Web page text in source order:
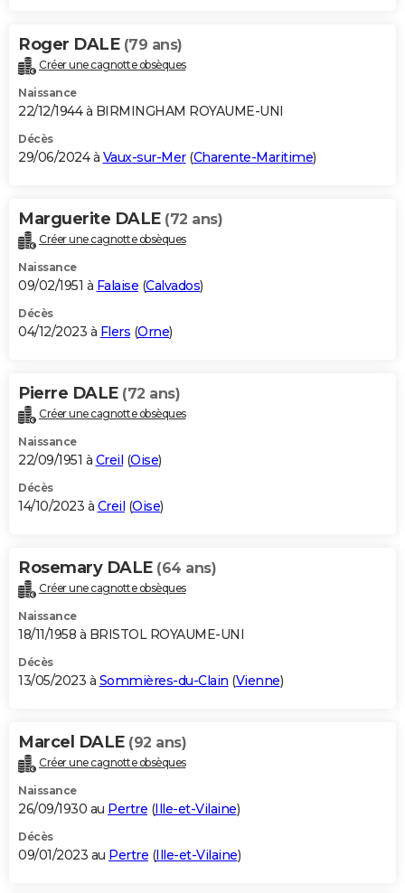
Roger DALE (79 ans)
Créer une cagnotte obsèques
Naissance
22/12/1944 à BIRMINGHAM ROYAUME-UNI
Décès
29/06/2024 à Vaux-sur-Mer(Charente-Maritime)
Marguerite DALE (72 ans)
Créer une cagnotte obsèques
Naissance
09/02/1951 à Falaise (Calvados)
Décès
04/12/2023 à Flers (Orne)
Pierre DALE (72 ans)
Créer une cagnotte obsèques
Naissance
22/09/1951 à Creil (Oise)
Décès
14/10/2023 à Creil (Oise)
Rosemary DALE (64 ans)
Créer une cagnotte obsèques
Naissance
18/11/1958 à BRISTOL ROYAUME-UNI
Décès
13/05/2023 à Sommières-du-Clain (Vienne)
Marcel DALE (92 ans)
Créer une cagnotte obsèques
Naissance
26/09/1930 au Pertre (Ille-et-Vilaine)
Décès
09/01/2023 au Pertre (Ille-et-Vilaine)